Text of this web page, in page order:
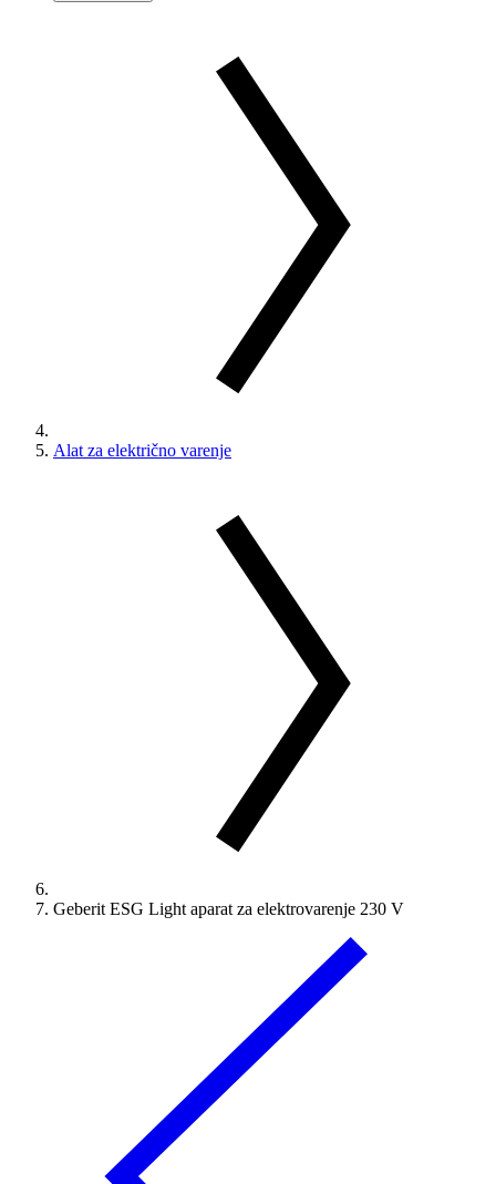
Alat za električno varenje
Geberit ESG Light aparat za elektrovarenje 230 V